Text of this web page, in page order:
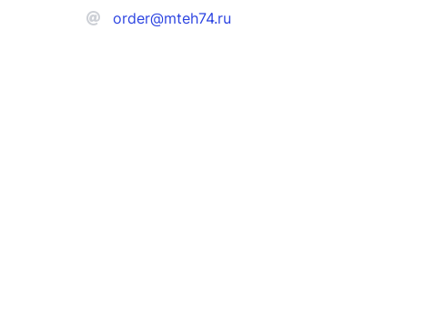
order@mteh74.ru